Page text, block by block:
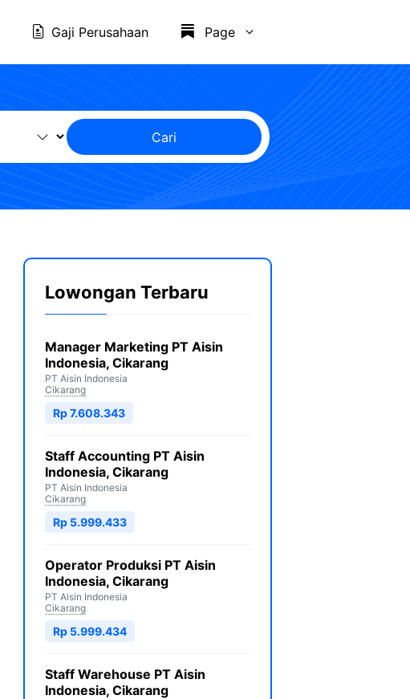
Gaji Perusahaan Page
Cari
Lowongan Terbaru
Manager Marketing PT Aisin
Indonesia, Cikarang
PT Aisin Indonesia
Cikarang
Rp 7.608.343
Staff Accounting PT Aisin
Indonesia, Cikarang
PT Aisin Indonesia
Cikarang
Rp 5.999.433
Operator Produksi PT Aisin
Indonesia, Cikarang
PT Aisin Indonesia
Cikarang
Rp 5.999.434
Staff Warehouse PT Aisin
Indonesia, Cikarang